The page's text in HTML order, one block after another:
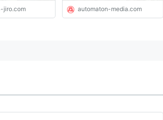
jiro.com automaton-media.com